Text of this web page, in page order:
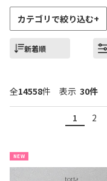
カテゴリで絞り込む+
新着順
全14558件 表示
1 2
NEW